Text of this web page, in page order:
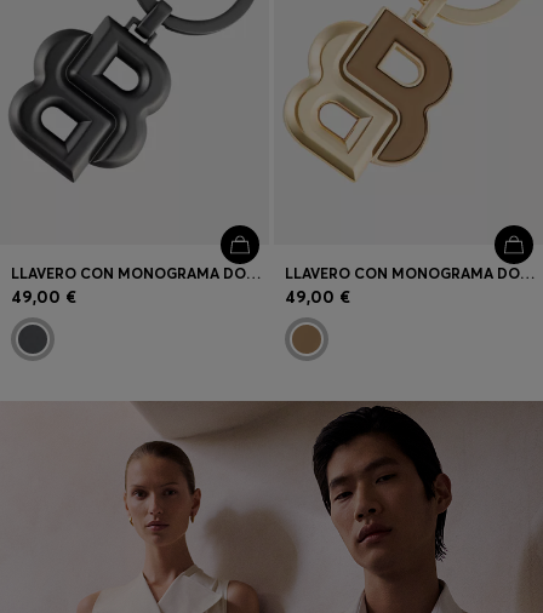
LLAVERO CON MONOGRAMA DOUBLE B EN BRONCE INDUSTRIAL MATE
49,00 €
LLAVERO CON MONOGRAMA DOUBLE B EN CÁMEL Y TONO DORADO
49,00 €